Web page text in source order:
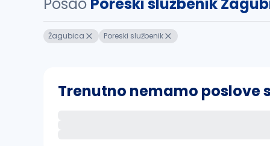
Žagubica Poreski službenik
Trenutno nemamo poslove